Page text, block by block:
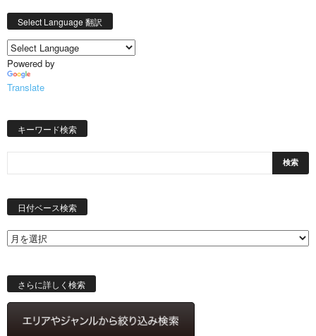
Select Language 翻訳
Powered by
Translate
キーワード検索
日付ベース検索
索
さらに詳しく検索